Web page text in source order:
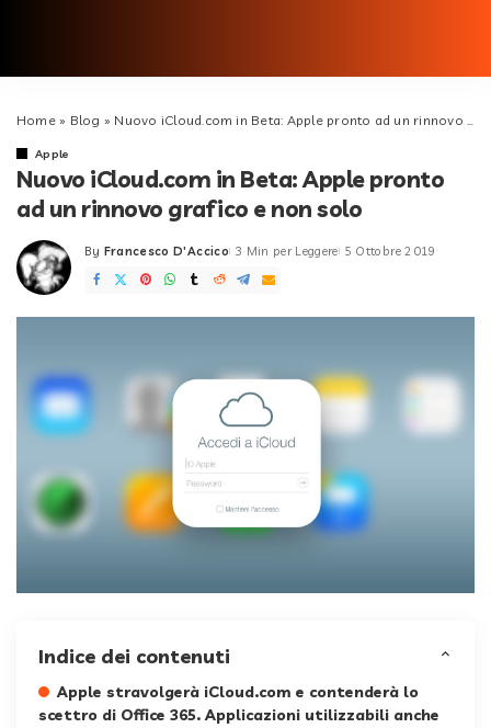
Home» Blog » Nuovo iCloud.com in Beta: Apple pronto ad un rinnovo grafico e non solo
Apple
Nuovo iCloud.com in Beta: Apple pronto
ad un rinnovo grafico e non solo
Posted
by
By Francesco D'Accico 3 Min per Leggere 5 Ottobre 2019
Indice dei contenuti
Apple stravolgerà iCloud.com e contenderà lo
scettro di Office 365. Applicazioni utilizzabili anche